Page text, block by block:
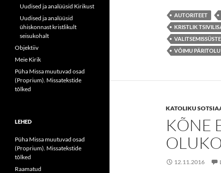
AUTORITEET
KRISTLIK
VÕIMU
KATOLIKU
KÕNE
12.11.2016
Uudised ja analüüsid Kirikust
Uudised ja analüüsid
ühiskonnast kristlikult
seisukohalt
Objektiiv
Meie Kirik
Püha Missa muutuvad osad
(Proprium). Missatekstide
tõlked
LEHED
Püha Missa muutuvad osad
(Proprium). Missatekstide
tõlked
Raamatud